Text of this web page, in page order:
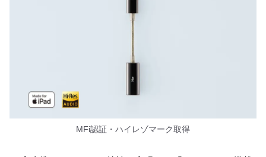
MFi認証・ハイレゾマーク取得